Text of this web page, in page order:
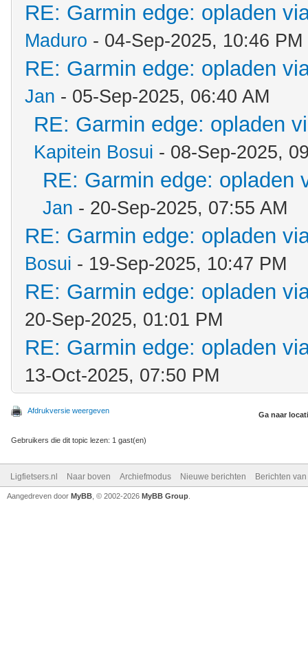
RE: Garmin edge: opladen
Maduro - 04-Sep-2025, 10:46 PM
RE: Garmin edge: opladen
Jan - 05-Sep-2025, 06:40 AM
RE: Garmin edge: opladen
Kapitein Bosui - 08-Sep-2025,
RE: Garmin edge: opladen
Jan - 20-Sep-2025, 07:55 AM
RE: Garmin edge: opladen
Bosui - 19-Sep-2025, 10:47 PM
RE: Garmin edge: opladen
20-Sep-2025, 01:01 PM
RE: Garmin edge: opladen
13-Oct-2025, 07:50 PM
Afdrukversie weergeven Ga naar
Gebruikers die dit topic lezen: 1 gast(en)
Ligfietsers.nl Naar boven Archiefmodus Nieuwe berichten Berichten
Aangedreven door MyBB , © 2002-2026 MyBB Group